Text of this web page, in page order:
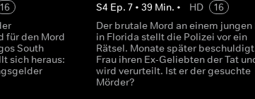
16
für den Mord
South
sich heraus:
S4 Ep. 7• 39Min. • HD
16
Der brutale Mord an einem jungen
in Florida stellt die Polizei vor ein
Rätsel. Monate später
Frau ihren Ex-Geliebten der Tat
wird verurteilt. Ist er der gesuchte
Mörder?